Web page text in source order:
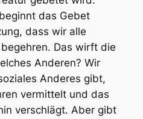
das Gebet
dass wir alle
Das wirft die
Anderen? Wir
Anderes gibt,
vermittelt und das
verschlägt. Aber gibt